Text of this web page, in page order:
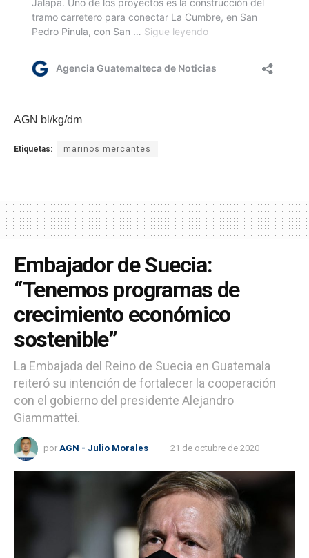
AGN bl/kg/dm
Etiquetas: marinos mercantes
Embajador de Suecia:
“Tenemos programas de
crecimiento económico
sostenible”
La Embajada del Reino de Suecia en Guatemala
reiteró su intención de fortalecer la cooperación
con el gobierno del presidente Alejandro
Giammattei.
por AGN - Julio Morales 21 de octubre de 2020